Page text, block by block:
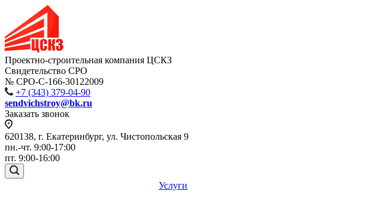
Проектно-строительная компания ЦСКЗ
Свидетельство СРО
№ СРО-С-166-30122009
+7 (343) 379-04-90
sendvichstroy@bk.ru
Заказать звонок
620138, г. Екатеринбург, ул. Чистопольская 9
пн.-чт. 9:00-17:00
пт. 9:00-16:00
Услуги